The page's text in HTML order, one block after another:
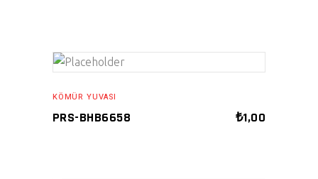
KÖMÜR YUVASI
PRS-BHB6658 ₺1,00